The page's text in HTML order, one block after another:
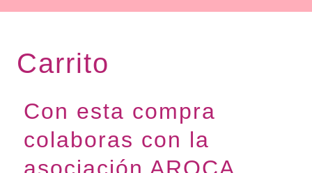
Carrito
Con esta compra
colaboras con la
asociación AROCA